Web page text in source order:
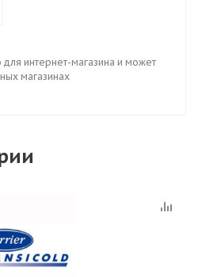
для интернет-магазина и может
магазинах